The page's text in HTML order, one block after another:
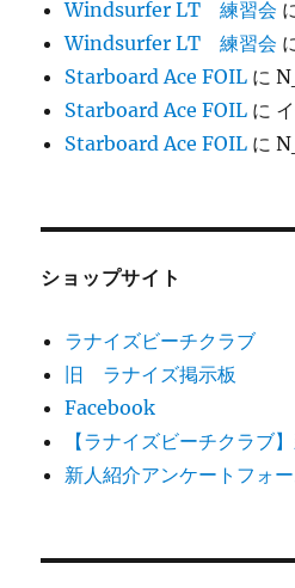
Windsurfer LT 練習会
Windsurfer LT 練習会
Starboard Ace FOIL に
Starboard Ace FOIL に
Starboard Ace FOIL に
ショップサイト
ラナイズビーチクラブ
旧 ラナイズ掲示板
Facebook
【ラナイズビーチクラブ
新人紹介アンケートフォ